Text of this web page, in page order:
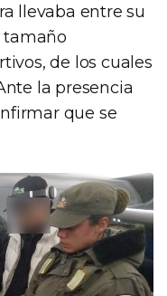
llevaba entre su
tamaño
de los cuales
la presencia
que se